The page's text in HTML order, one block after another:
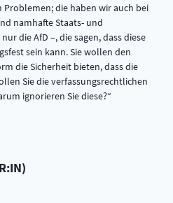
die haben wir auch bei
namhafte Staats- und
die AfD –, die sagen, dass diese
sein kann. Sie wollen den
die Sicherheit bieten, dass die
Sie die verfassungsrechtlichen
ignorieren Sie diese?
)